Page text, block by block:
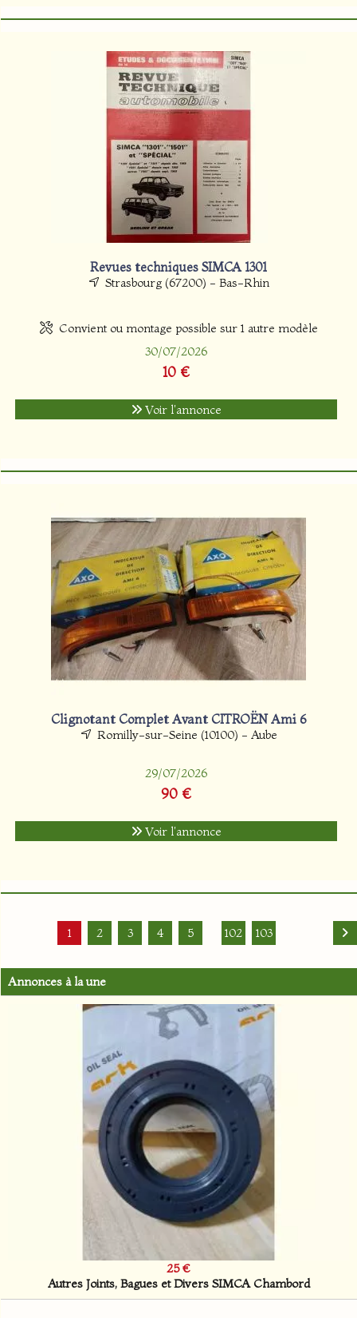
Annonces à la une
25 €
Autres Joints, Bagues et Divers SIMCA Chambord
Revues techniques SIMCA 1301
Strasbourg (67200) - Bas-Rhin
Convient ou montage possible sur 1 autre modèle
30/07/2026
10 €
Voir l'annonce
Clignotant Complet Avant CITROËN Ami 6
Romilly-sur-Seine (10100) - Aube
29/07/2026
90 €
Voir l'annonce
1 2 3 4 5 102 103